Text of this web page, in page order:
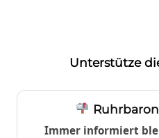
Unterstütze
Immer informiert